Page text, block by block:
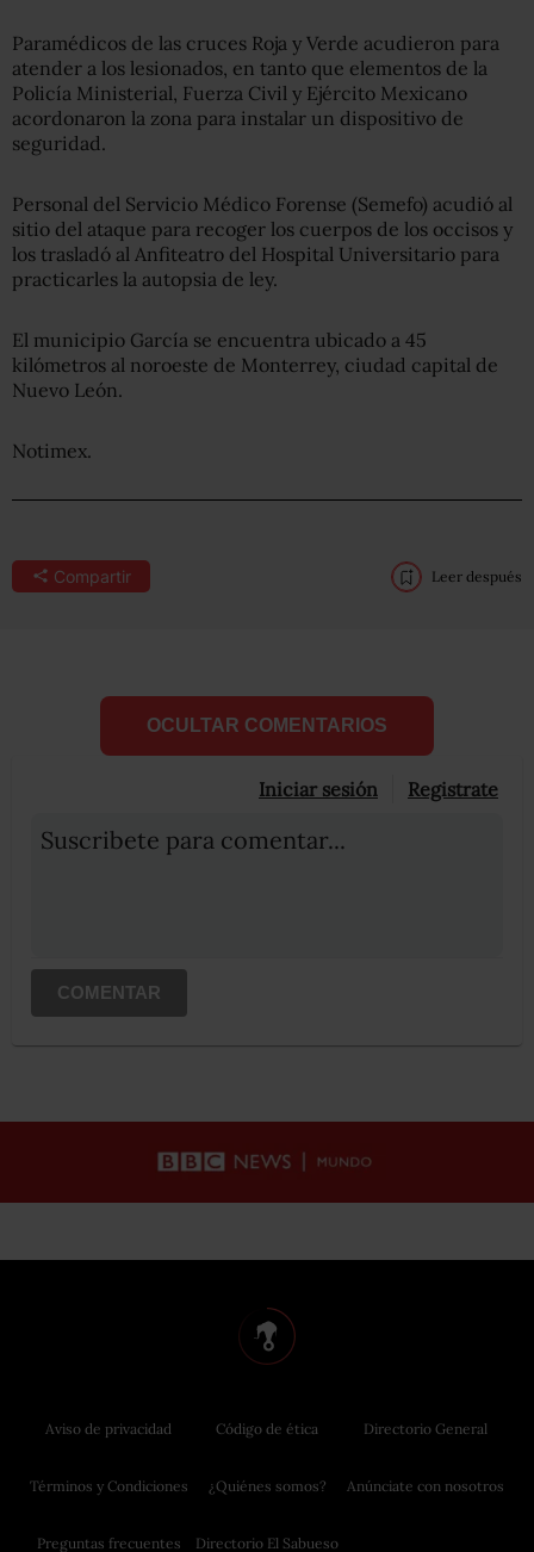
Paramédicos de las cruces Roja y Verde acudieron para
atender a los lesionados, en tanto que elementos de la
Policía Ministerial, Fuerza Civil y Ejército Mexicano
acordonaron la zona para instalar un dispositivo de
seguridad.
Personal del Servicio Médico Forense (Semefo) acudió al
sitio del ataque para recoger los cuerpos de los occisos y
los trasladó al Anfiteatro del Hospital Universitario para
practicarles la autopsia de ley.
El municipio García se encuentra ubicado a 45
kilómetros al noroeste de Monterrey, ciudad capital de
Nuevo León.
Notimex.
Compartir Leer después
OCULTAR COMENTARIOS
Iniciar sesión Registrate
Suscribete para comentar...
COMENTAR
Aviso de privacidad
Términos y Condiciones
Preguntas frecuentes
Código de ética
¿Quiénes somos?
Directorio El Sabueso
Directorio General
Anúnciate con nosotros